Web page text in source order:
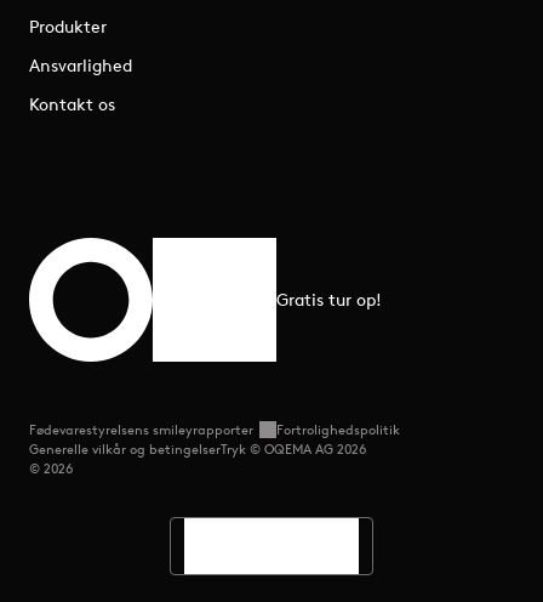
Produkter
Ansvarlighed
Kontakt os
Rul til toppen
Gratis tur op!
© 2026
Fødevarestyrelsens smileyrapporter
Fortrolighedspolitik
Generelle vilkår og betingelserTryk © OQEMA AG 2026